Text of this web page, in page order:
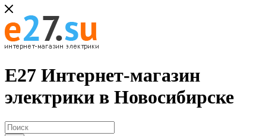
Е27 Интернет-магазин
электрики в Новосибирске